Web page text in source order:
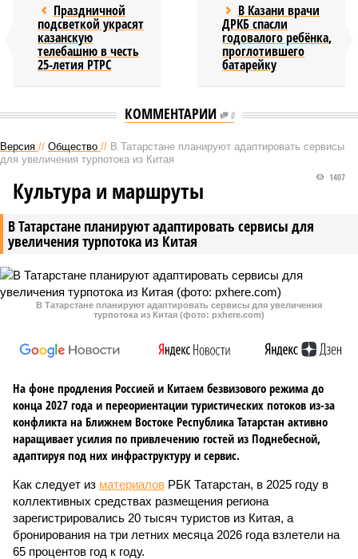
Праздничной
подсветкой украсят
казанскую
телебашню в честь
25-летия РТРС
В Казани врачи
ДРКБ спасли
годовалого ребёнка,
проглотившего
батарейку
КОММЕНТАРИИ 0
Версия // Общество // В Татарстане планируют адаптировать сервисы
для увеличения турпотока из Китая
В Татарстане планируют адаптировать сервисы для
увеличения турпотока из Китая
1407
Культура и маршруты
В Татарстане планируют адаптировать сервисы для увеличения
турпотока из Китая (фото: pxhere.com)
На фоне продления Россией и Китаем безвизового режима до
конца 2027 года и переориентации туристических потоков из-за
конфликта на Ближнем Востоке Республика Татарстан активно
наращивает усилия по привлечению гостей из Поднебесной,
адаптируя под них инфраструктуру и сервис.
Как следует из материалов РБК Татарстан, в 2025 году в
коллективных средствах размещения региона
зарегистрировались 20 тысяч туристов из Китая, а
бронирования на три летних месяца 2026 года взлетели на
65 процентов год к году.